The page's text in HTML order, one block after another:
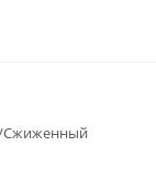
Сжиженный